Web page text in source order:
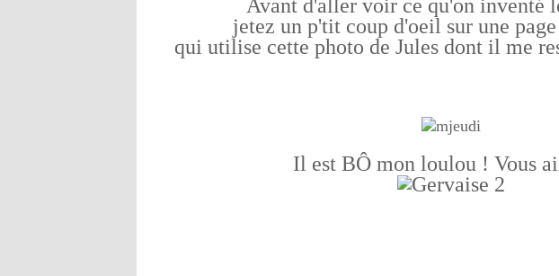
Avant d'aller voir ce qu'on inventé
jetez un p'tit coup d'oeil sur une
qui utilise cette photo de Jules dont il me
Il est BÔ mon loulou ! Vous